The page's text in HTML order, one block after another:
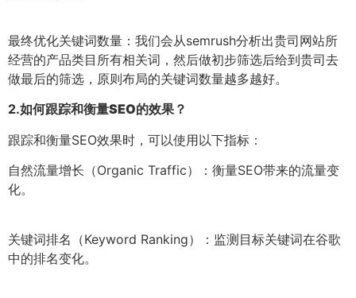
最终优化关键词数量：我们会从semrush分析出贵司网站所
经营的产品类目所有相关词，然后做初步筛选后给到贵司去
做最后的筛选，原则布局的关键词数量越多越好。
2.如何跟踪和衡量SEO的效果？
跟踪和衡量SEO效果时，可以使用以下指标：
自然流量增长（Organic Traffic）：衡量SEO带来的流量变
化。
关键词排名（Keyword Ranking）：监测目标关键词在谷歌
中的排名变化。